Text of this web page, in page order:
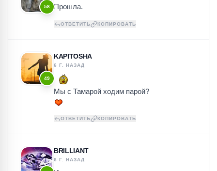
58 Прошла.
ОТВЕТИТЬ КОПИРОВАТЬ
49
KAPITOSHA
6 Г. НАЗАД
Мы с Тамарой ходим парой?
ОТВЕТИТЬ КОПИРОВАТЬ
BRILLIANT
6 Г. НАЗАД